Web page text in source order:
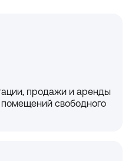
продажи и аренды
свободного